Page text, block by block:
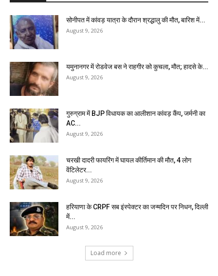
सोनीपत में कांवड़ यात्रा के दौरान श्रद्धालु की मौत, बारिश में...
August 9, 2026
यमुनानगर में रोडवेज बस ने राहगीर को कुचला, मौत; हादसे के...
August 9, 2026
गुरुग्राम में BJP विधायक का आलीशान कांवड़ कैंप, जर्मनी का
AC...
August 9, 2026
चरखी दादरी फायरिंग में घायल कीर्तिमान की मौत, 4 लोग
वेंटिलेटर...
August 9, 2026
हरियाणा के CRPF सब इंस्पेक्टर का जन्मदिन पर निधन, दिल्ली
में...
August 9, 2026
Load more